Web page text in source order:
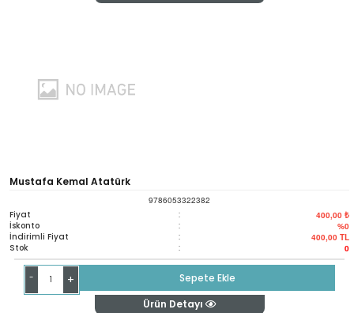
Mustafa Kemal Atatürk
9786053322382
Fiyat : 400,00 ₺
İskonto : %0
İndirimli Fiyat : 400,00 TL
Stok : 0
- +
Sepete Ekle
Ürün Detayı